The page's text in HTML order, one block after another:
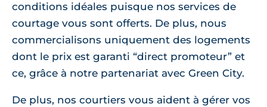
conditions idéales puisque nos services de
courtage vous sont offerts. De plus, nous
commercialisons uniquement des logements
dont le prix est garanti “direct promoteur” et
ce, grâce à notre partenariat avec Green City.
De plus, nos courtiers vous aident à gérer vos